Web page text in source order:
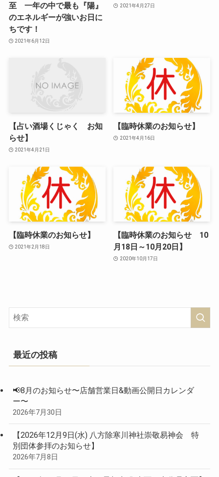
至 一年の中で最も『陽』
のエネルギーが強いお日に
ちです！
2021年6月12日
2021年4月27日
【占い酒場くじゃく お知
らせ】
2021年4月21日
【臨時休業のお知らせ】
2021年4月16日
【臨時休業のお知らせ】
2021年2月18日
【臨時休業のお知らせ 10
月18日～10月20日】
2020年10月17日
最近の投稿
📢8月のお知らせ〜店舗営業日&動画公開日カレンダ
ー〜
2026年7月30日
【2026年12月9日(水) 八方除寒川神社崇敬易神会 特
別団体参拝のお知らせ】
2026年7月8日